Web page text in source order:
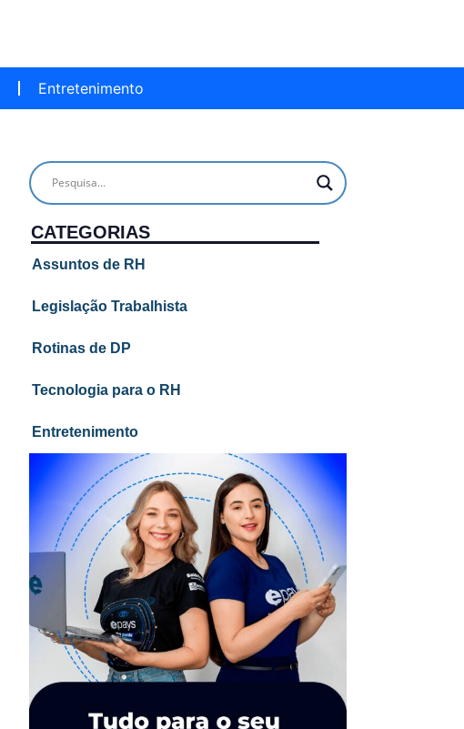
Entretenimento
CATEGORIAS
Assuntos de RH
Legislação Trabalhista
Rotinas de DP
Tecnologia para o RH
Entretenimento